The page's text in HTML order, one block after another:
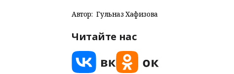
Автор: Гульназ Хафизова
Читайте нас